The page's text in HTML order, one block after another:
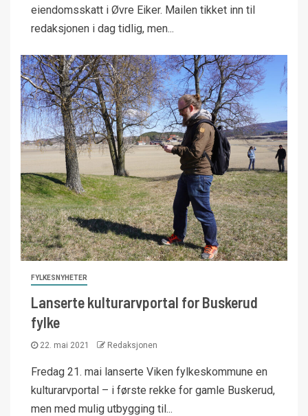
eiendomsskatt i Øvre Eiker. Mailen tikket inn til
redaksjonen i dag tidlig, men...
FYLKESNYHETER
Lanserte kulturarvportal for Buskerud
fylke
22. mai 2021 Redaksjonen
Fredag 21. mai lanserte Viken fylkeskommune en
kulturarvportal – i første rekke for gamle Buskerud,
men med mulig utbygging til...